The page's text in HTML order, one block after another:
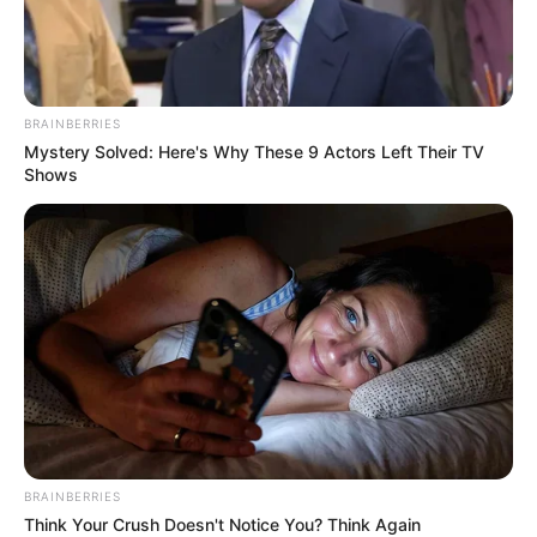
ΔΗΜΟΦΙΛΗ ΑΡΘΡΑ
Το τέρας που ζει στις υπόγειες στοές
BRAINBERRIES
Mystery Solved: Here's Why These 9 Actors Left Their TV
Shows
BRAINBERRIES
Think Your Crush Doesn't Notice You? Think Again